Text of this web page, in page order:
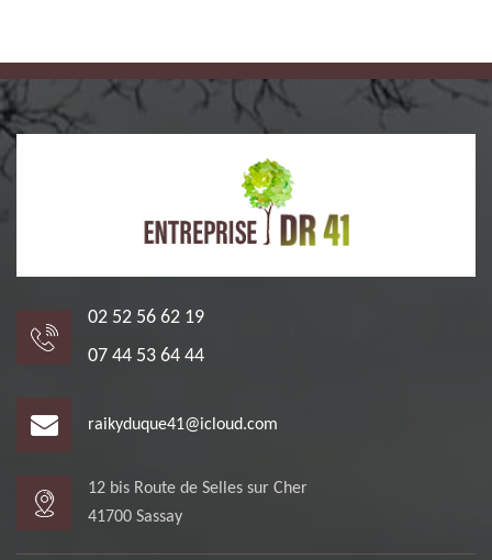
02 52 56 62 19
07 44 53 64 44
raikyduque41@icloud.com
12 bis Route de Selles sur Cher
41700 Sassay